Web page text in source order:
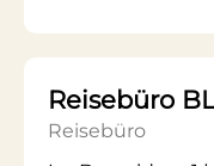
Reisebüro
Reisebüro